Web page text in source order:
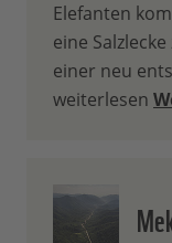
Elefanten
eine
einer neu
weiterlesen